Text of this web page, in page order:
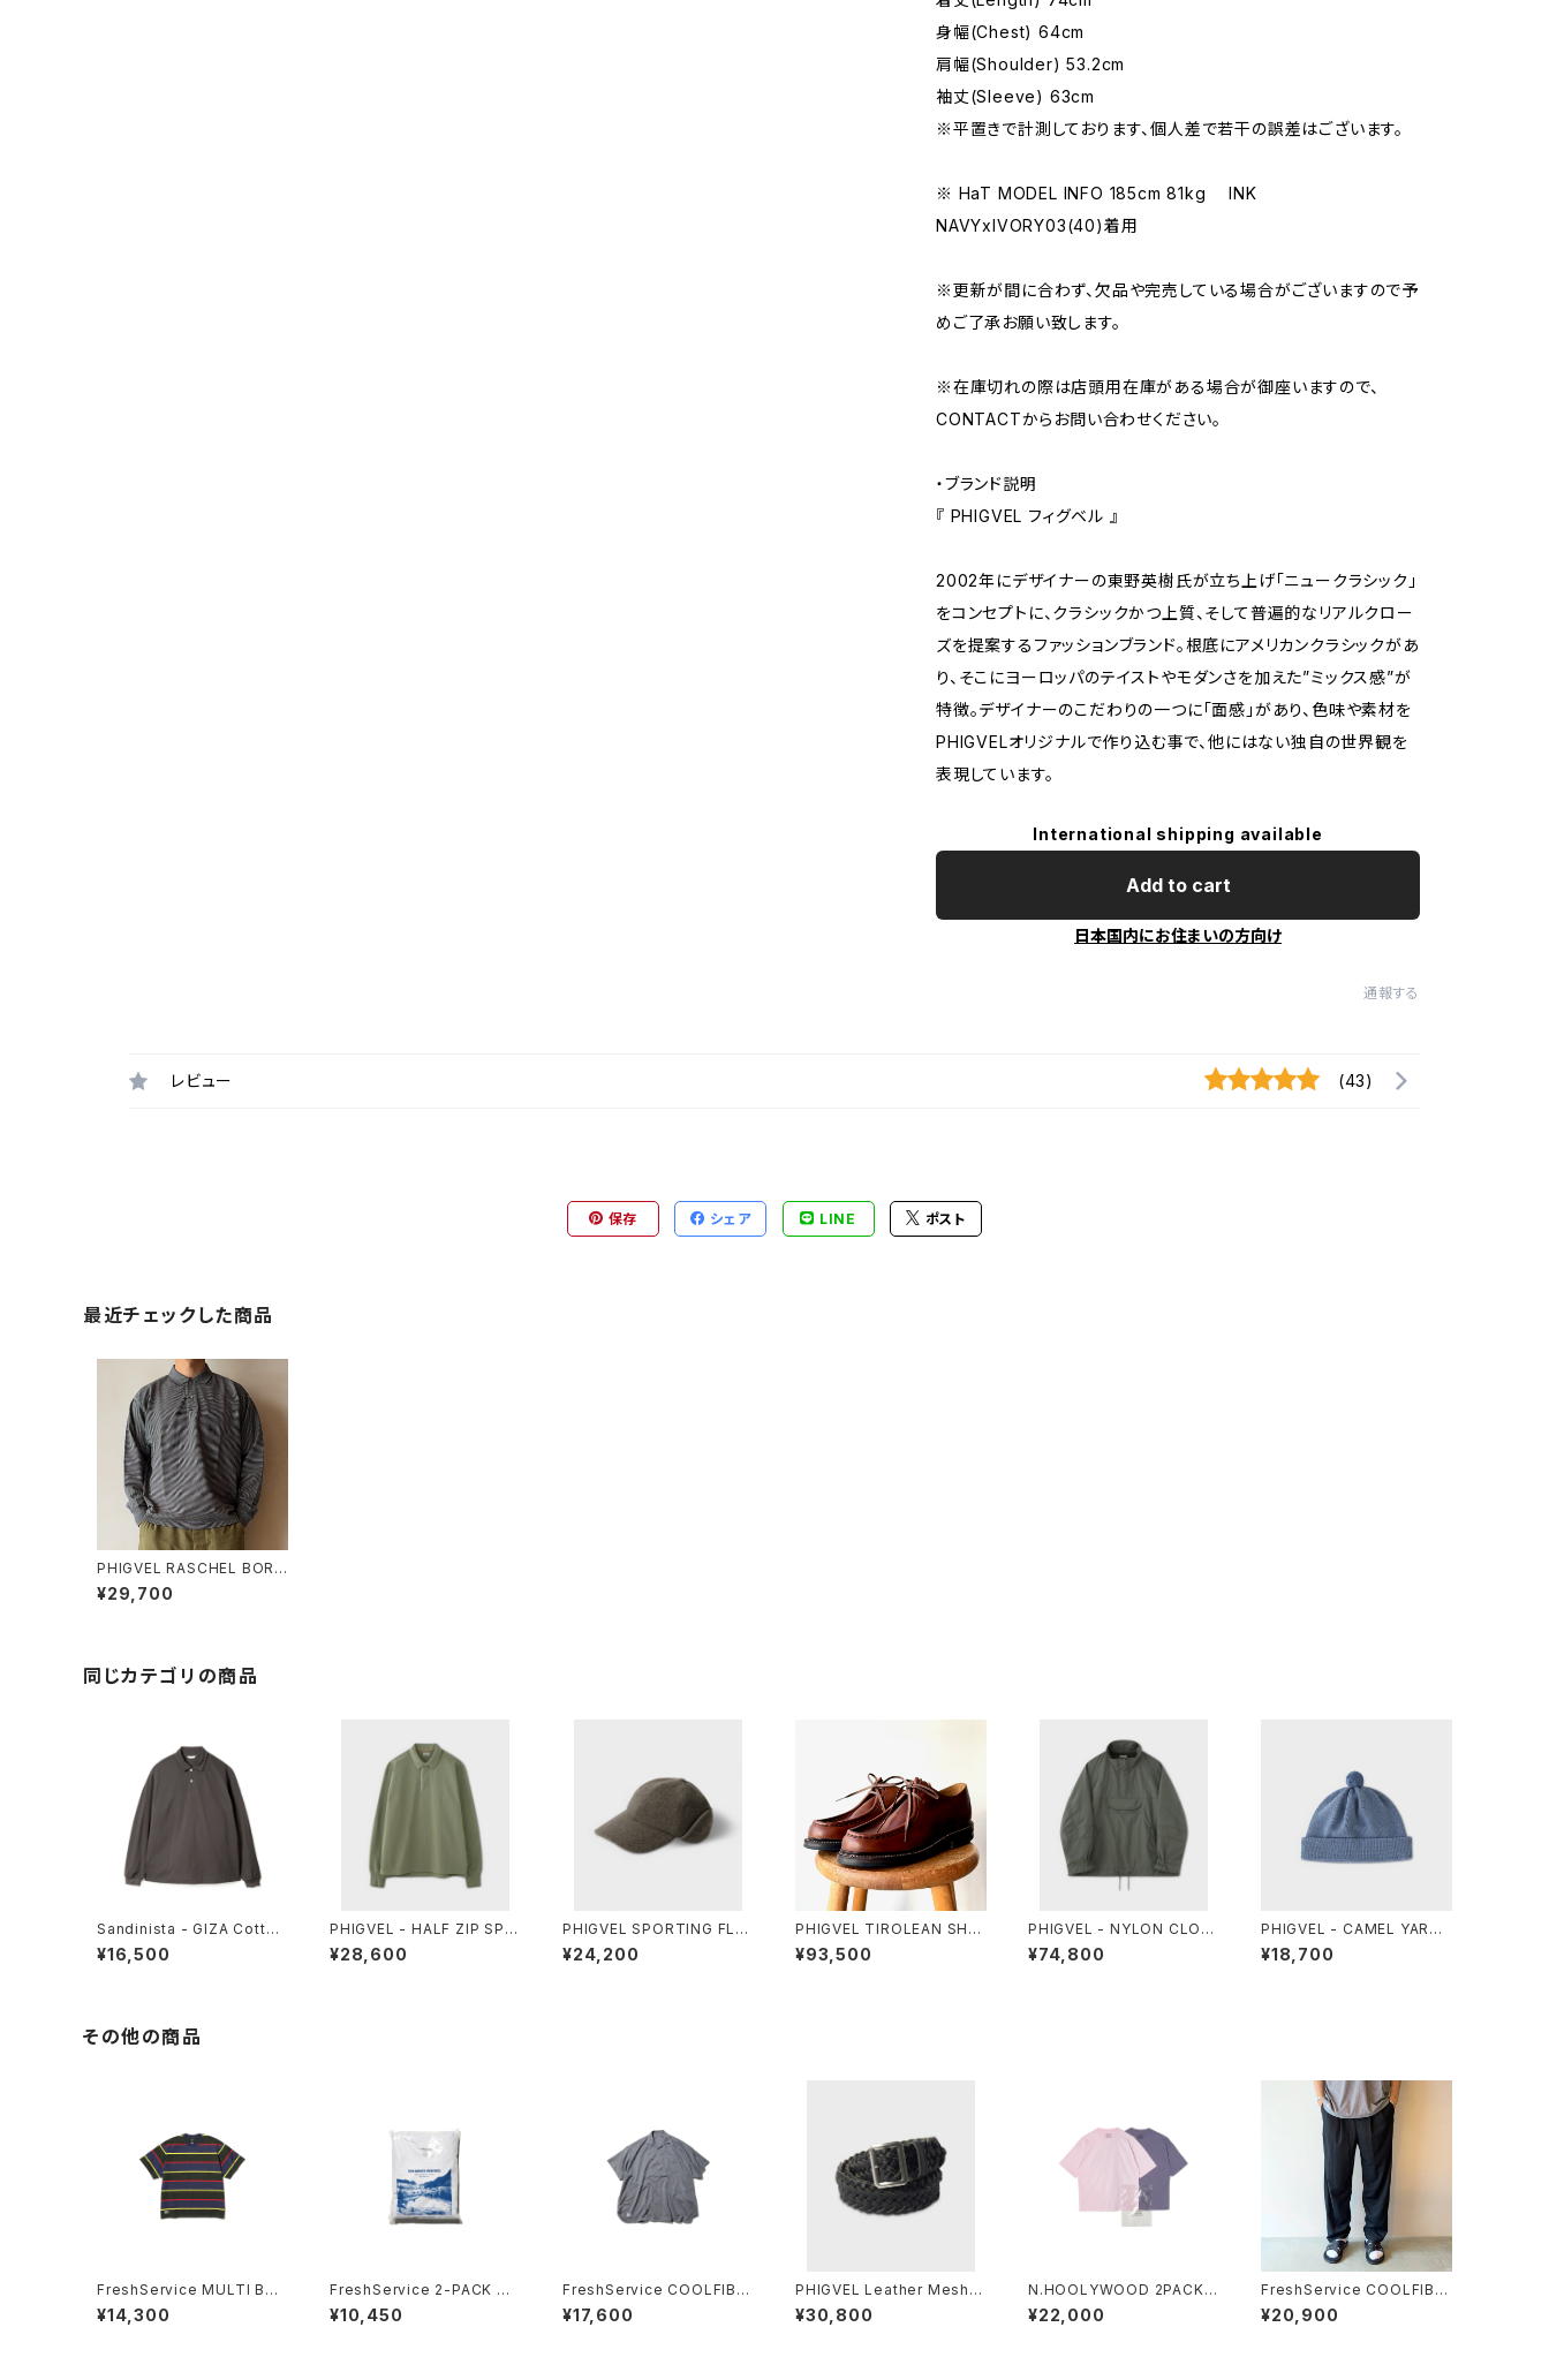
身幅(Chest) 64cm
肩幅(Shoulder) 53.2cm
袖丈(Sleeve) 63cm
※平置きで計測しております、個人差で若干の誤差はございます。
※ HaT MODEL INFO 185cm 81kg INK
NAVYxIVORY03(40)着用
※更新が間に合わず、欠品や完売している場合がございますので予
めご了承お願い致します。
※在庫切れの際は店頭用在庫がある場合が御座いますので、
CONTACTからお問い合わせください。
・ブランド説明
『 PHIGVEL フィグベル 』
2002年にデザイナーの東野英樹氏が立ち上げ「ニュークラシック」
をコンセプトに、クラシックかつ上質、そして普遍的なリアルクロー
ズを提案するファッションブランド。根底にアメリカンクラシックがあ
り、そこにヨーロッパのテイストやモダンさを加えた”ミックス感”が
特徴。デザイナーのこだわりの一つに「面感」があり、色味や素材を
PHIGVELオリジナルで作り込む事で、他にはない独自の世界観を
表現しています。
International shipping available
Add to cart
日本国内にお住まいの方向け
通報する
レビュー (43)
保存 シェア LINE ポスト
最近チェックした商品
PHIGVEL RASCHEL BORD
ER LONG SLEEVE POLO
¥29,700
同じカテゴリの商品
Sandinista - GIZA Cotton
Polo L-S Shirt
¥16,500
PHIGVEL - HALF ZIP SPO
RTING TOP
¥28,600
PHIGVEL SPORTING FLEE
CE CAP
¥24,200
PHIGVEL TIROLEAN SHO
ES
¥93,500
PHIGVEL - NYLON CLOT
H SNOW ANORAK
¥74,800
PHIGVEL - CAMEL YARN
BONBON WATCH CAP
¥18,700
その他の商品
FreshService MULTI BOR
DER S/S TEE
¥14,300
FreshService 2-PACK TE
CH SMOOTH CREW NEC
K
¥10,450
FreshService COOLFIBE
R OPEN COLLAR S/S SHI
RT
¥17,600
PHIGVEL Leather Mesh B
elt
¥30,800
N.HOOLYWOOD 2PACK T
-SHIRT
¥22,000
FreshService COOLFIBE
R TWO TUCK EASY PANT
S
¥20,900